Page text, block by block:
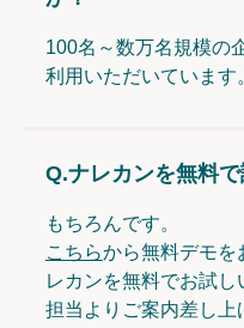
100名～数万名規模の
利用いただいています
Q.ナレカンを無料
もちろんです。
こちらから無料デモを
レカンを無料でお試
担当よりご案内差し上